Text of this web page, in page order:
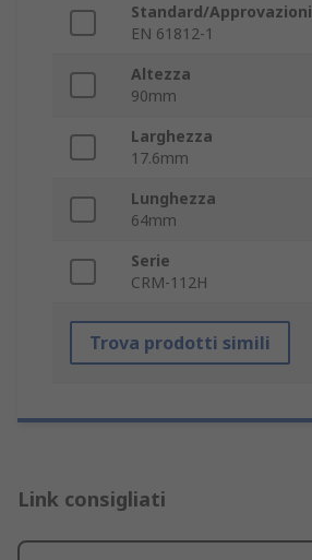
Standard/Approvazioni
EN 61812-1
Altezza
90mm
Larghezza
17.6mm
Lunghezza
64mm
Serie
CRM-112H
Trova prodotti simili
Link consigliati